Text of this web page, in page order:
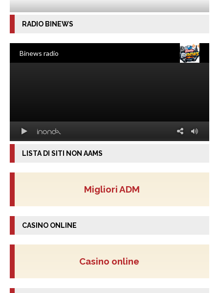
RADIO BINEWS
LISTA DI SITI NON AAMS
Migliori ADM
CASINO ONLINE
Casino online